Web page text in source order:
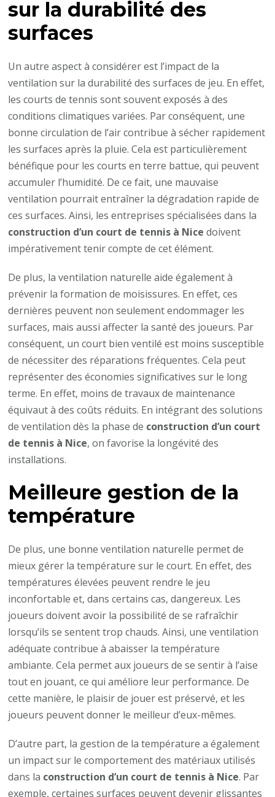
sur la durabilité des
surfaces
Un autre aspect à considérer est l’impact de la
ventilation sur la durabilité des surfaces de jeu. En effet,
les courts de tennis sont souvent exposés à des
conditions climatiques variées. Par conséquent, une
bonne circulation de l’air contribue à sécher rapidement
les surfaces après la pluie. Cela est particulièrement
bénéfique pour les courts en terre battue, qui peuvent
accumuler l’humidité. De ce fait, une mauvaise
ventilation pourrait entraîner la dégradation rapide de
ces surfaces. Ainsi, les entreprises spécialisées dans la
construction d’un court de tennis à Nice doivent
impérativement tenir compte de cet élément.
De plus, la ventilation naturelle aide également à
prévenir la formation de moisissures. En effet, ces
dernières peuvent non seulement endommager les
surfaces, mais aussi affecter la santé des joueurs. Par
conséquent, un court bien ventilé est moins susceptible
de nécessiter des réparations fréquentes. Cela peut
représenter des économies significatives sur le long
terme. En effet, moins de travaux de maintenance
équivaut à des coûts réduits. En intégrant des solutions
de ventilation dès la phase de construction d’un court
de tennis à Nice, on favorise la longévité des
installations.
Meilleure gestion de la
température
De plus, une bonne ventilation naturelle permet de
mieux gérer la température sur le court. En effet, des
températures élevées peuvent rendre le jeu
inconfortable et, dans certains cas, dangereux. Les
joueurs doivent avoir la possibilité de se rafraîchir
lorsqu’ils se sentent trop chauds. Ainsi, une ventilation
adéquate contribue à abaisser la température
ambiante. Cela permet aux joueurs de se sentir à l’aise
tout en jouant, ce qui améliore leur performance. De
cette manière, le plaisir de jouer est préservé, et les
joueurs peuvent donner le meilleur d’eux-mêmes.
D’autre part, la gestion de la température a également
un impact sur le comportement des matériaux utilisés
dans la construction d’un court de tennis à Nice. Par
exemple, certaines surfaces peuvent devenir glissantes